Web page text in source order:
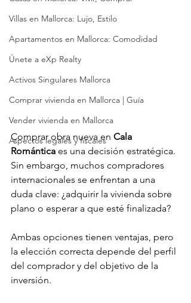
Villas en Mallorca: Lujo, Estilo
Apartamentos en Mallorca: Comodidad
Únete a eXp Realty
Activos Singulares Mallorca
Comprar vivienda en Mallorca | Guía
Vender vivienda en Mallorca
Aspectos legales y fiscales
Comprar obra nueva en Cala
Romántica es una decisión estratégica.
Sin embargo, muchos compradores
internacionales se enfrentan a una
duda clave: ¿adquirir la vivienda sobre
plano o esperar a que esté finalizada?
Ambas opciones tienen ventajas, pero
la elección correcta depende del perfil
del comprador y del objetivo de la
inversión.